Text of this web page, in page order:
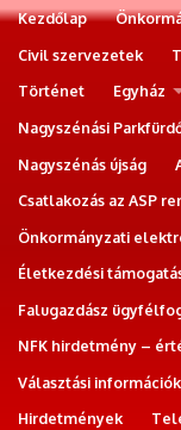
Kezdőlap
Civil szervezetek
Történet
Egyház
Nagyszénási
Nagyszénás újság
Csatlakozás az ASP
Önkormányzati
Életkezdési
Falugazdász
NFK hirdetmény –
Választási információk
Hirdetmények